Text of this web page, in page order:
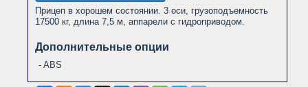
Прицеп в хорошем состоянии. 3 оси, грузоподъемность
Дополнительные опции
- ABS